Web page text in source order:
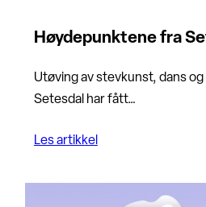
Høydepunktene fra
Utøving av stevkunst, dans
Setesdal har fått…
Les artikkel